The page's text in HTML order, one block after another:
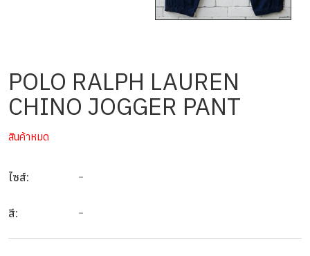
POLO RALPH LAUREN
CHINO JOGGER PANT
สินค้าหมด
ไซส์: -
สี: -